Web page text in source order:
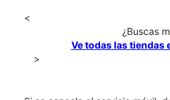
<
¿Buscas
Ve todas las tiendas
>